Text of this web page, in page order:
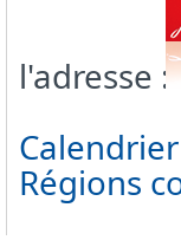
l'adresse :
Régions